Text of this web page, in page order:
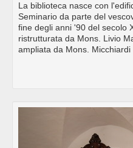
La biblioteca nasce con
Seminario da parte del
fine degli anni '90 del secolo
ristrutturata da Mons. Livio
ampliata da Mons. Micchiardi